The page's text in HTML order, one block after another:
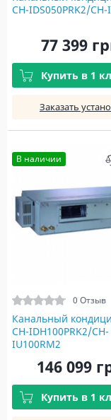
CH-IDS050PRK2/CH-
77 399
Купить в 1
Заказать
В наличии
0 Отзыв
Канальный
CH-IDH100PRK2/CH-
IU100RM2
146 099
Купить в 1